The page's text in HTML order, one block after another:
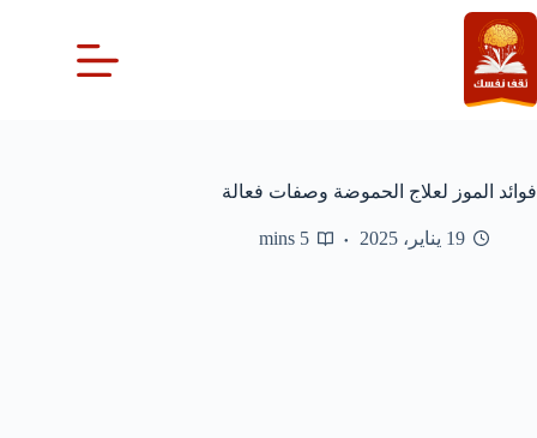
التجاوز
إلى
المحتوى
فوائد الموز لعلاج الحموضة وصفات فعالة
19 يناير، 2025 5 mins